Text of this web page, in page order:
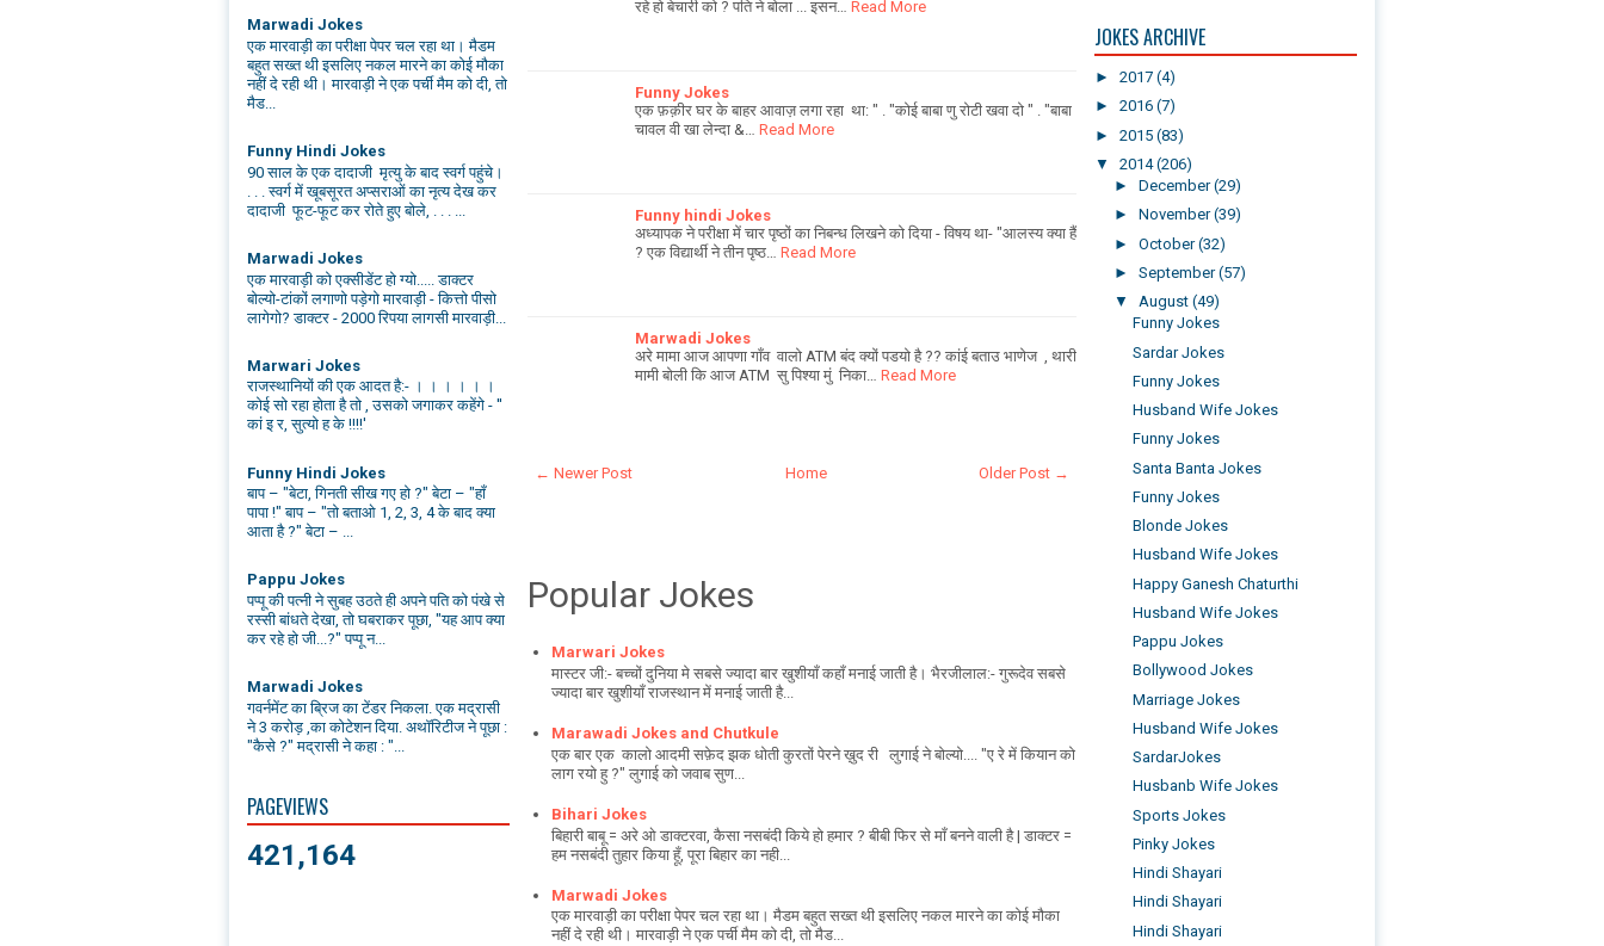
Marwadi Jokes
एक मारवाड़ी का परीक्षा पेपर चल रहा था। मैडम
बहुत सख्त थी इसलिए नकल मारने का कोई मौका
नहीं दे रही थी। मारवाड़ी ने एक पर्ची मैम को दी, तो
मैड...
Funny Hindi Jokes
90 साल के एक दादाजी मृत्यु के बाद स्वर्ग पहुंचे।
. . . स्वर्ग में खूबसूरत अप्सराओं का नृत्य देख कर
दादाजी फूट-फूट कर रोते हुए बोले, . . . ...
Marwadi Jokes
एक मारवाड़ी को एक्सीडेंट हो ग्यो..... डाक्टर
बोल्यो-टांकों लगाणो पड़ेगो मारवाड़ी - कित्तो पीसो
लागेगो? डाक्टर - 2000 रिपया लागसी मारवाड़ी...
Marwari Jokes
राजस्थानियों की एक आदत है:- । । । । । ।
कोई सो रहा होता है तो , उसको जगाकर कहेंगे - ''
कां इ र, सुत्यो ह के !!!!'
Funny Hindi Jokes
बाप – "बेटा, गिनती सीख गए हो ?" बेटा – "हाँ
पापा !" बाप – "तो बताओ 1, 2, 3, 4 के बाद क्या
आता है ?" बेटा – ...
Pappu Jokes
पप्पू की पत्नी ने सुबह उठते ही अपने पति को पंखे से
रस्सी बांधते देखा, तो घबराकर पूछा, "यह आप क्या
कर रहे हो जी...?" पप्पू न...
Marwadi Jokes
गवर्नमेंट का ब्रिज का टेंडर निकला. एक मद्रासी
ने 3 करोड़ ,का कोटेशन दिया. अथॉरिटीज ने पूछा :
"कैसे ?" मद्रासी ने कहा : "...
PAGEVIEWS
421,164
रहे हो बेचारी को ? पति ने बोला ... इसन…
Read More
Funny Jokes
एक फ़क़ीर घर के बाहर आवाज़ लगा रहा था: " . "कोई बाबा णु रोटी खवा दो " . "बाबा
चावल वी खा लेन्दा &…
Read More
Funny hindi Jokes
अध्यापक ने परीक्षा में चार पृष्ठों का निबन्ध लिखने को दिया - विषय था- "आलस्य क्या हैं
? एक विद्यार्थी ने तीन पृष्ठ…
Read More
Marwadi Jokes
अरे मामा आज आपणा गाँव वालो ATM बंद क्यों पडयो है ?? कांई बताउ भाणेज , थारी
मामी बोली कि आज ATM सु पिश्या मुं निका…
Read More
← Newer Post Older Post →
Home
Popular Jokes
Marwari Jokes
मास्टर जी:- बच्चों दुनिया मे सबसे ज्यादा बार खुशीयाँ कहाँ मनाई जाती है। भैरजीलाल:- गुरूदेव सबसे
ज्यादा बार खुशीयाँ राजस्थान में मनाई जाती है...
Marawadi Jokes and Chutkule
एक बार एक कालो आदमी सफ़ेद झक धोती कुरतों पेरने ख़ुद री लुगाई ने बोल्यो.... "ए रे में कियान को
लाग रयो हु ?" लुगाई को जवाब सुण...
Bihari Jokes
बिहारी बाबू = अरे ओ डाक्टरवा, कैसा नसबंदी किये हो हमार ? बीबी फिर से माँ बनने वाली है | डाक्टर =
हम नसबंदी तुहार किया हूँ, पूरा बिहार का नही...
Marwadi Jokes
एक मारवाड़ी का परीक्षा पेपर चल रहा था। मैडम बहुत सख्त थी इसलिए नकल मारने का कोई मौका
नहीं दे रही थी। मारवाड़ी ने एक पर्ची मैम को दी, तो मैड...
JOKES ARCHIVE
► 2017 (4)
► 2016 (7)
► 2015 (83)
▼ 2014(206)
► December(29)
► November(39)
► October(32)
► September(57)
▼ August (49)
Funny Jokes
Sardar Jokes
Funny Jokes
Husband Wife Jokes
Funny Jokes
Santa Banta Jokes
Funny Jokes
Blonde Jokes
Husband Wife Jokes
Happy Ganesh Chaturthi
Husband Wife Jokes
Pappu Jokes
Bollywood Jokes
Marriage Jokes
Husband Wife Jokes
SardarJokes
Husbanb Wife Jokes
Sports Jokes
Pinky Jokes
Hindi Shayari
Hindi Shayari
Hindi Shayari